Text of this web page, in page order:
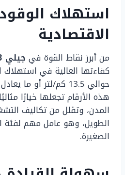
استهلاك
الاقتصادية
من أبرز نقاط القوة في جيلي GX3 برو 2025
كفاءتها العالية في
هذه الأرقام تجعلها خيارًا
المدن، وتقلل من تكاليف
الطويل، وهو عامل مهم لفئة
الصغيرة.